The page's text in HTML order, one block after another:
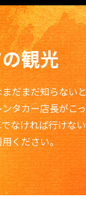
観光
だまだ知らない
タカー店長がこ
なければ行けな
ください。